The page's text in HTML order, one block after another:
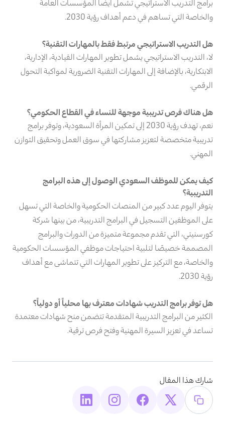
برامج التدريب الاستراتيجي تشمل أيضاً المؤسسات العامة
والخاصة التي تساهم في دعم أهداف رؤية 2030.
هل التدريب الاستراتيجي مرتبط فقط بالمهارات التقنية؟
لا، التدريب الاستراتيجي يشمل تطوير المهارات القيادية، الإدارية،
الابتكارية، بالإضافة إلى المهارات التقنية الضرورية لمواكبة التحول
الرقمي.
هل هناك فرص تدريبية موجهة للنساء في القطاع الحكومي؟
نعم، تهدف رؤية 2030 إلى تمكين المرأة السعودية، وتوفر برامج
تدريبية متخصصة لتعزيز مشاركتها في سوق العمل وتحقيق التوازن
المهني.
كيف يمكن للموظف السعودي الوصول إلى هذه البرامج
التدريبية؟
يتوفر اليوم عدد كبير من المنصات الحكومية والخاصة التي تسهل
على الموظفين التسجيل في البرامج التدريبية، من بينها شركة
كورسنيتي، التي تقدم مجموعة متميزة من الدورات والبرامج
المصممة خصيصًا لتلبية احتياجات موظفي المؤسسات الحكومية
والخاصة، مع التركيز على تطوير المهارات التي تتماشى مع أهداف
رؤية 2030.
هل توفر برامج التدريب شهادات معترف بها محلياً أو دولياً؟
الكثير من البرامج التدريبية المتقدمة تتضمن منح شهادات معتمدة
تساعد في تعزيز السيرة المهنية وفتح فرص ترقية.
شارك هذا المقال